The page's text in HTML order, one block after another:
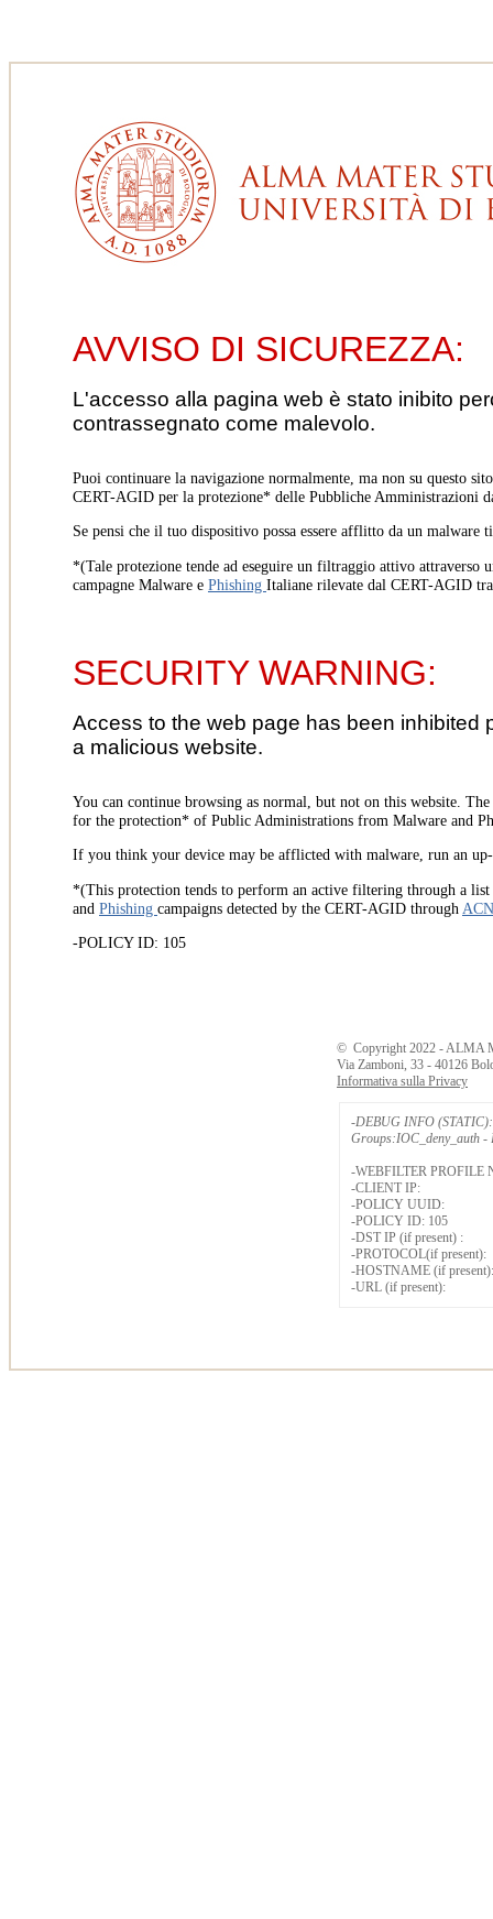
AVVISO DI SICUREZZA:
L'accesso alla pagina web è stato inibito
contrassegnato come malevolo.
Puoi continuare la navigazione normalmente, ma non su questo
CERT-AGID per la protezione* delle Pubbliche Amministrazioni
Se pensi che il tuo dispositivo possa essere afflitto da un
*(Tale protezione tende ad eseguire un filtraggio attivo
campagne Malware e Phishing Italiane rilevate dal CERT-AGID
SECURITY WARNING:
Access to the web page has been
a malicious website.
You can continue browsing as normal, but not on this website.
for the protection* of Public Administrations from Malware and
If you think your device may be afflicted with malware, run an
*(This protection tends to perform an active filtering through a
and Phishing campaigns detected by the CERT-AGID through
-POLICY ID: 105
© Copyright 2022 - ALMA
Via Zamboni, 33 - 40126
Informativa sulla Privacy
-DEBUG INFO (STATIC):
Groups:IOC_deny_auth -
-WEBFILTER PROFILE
-CLIENT IP:
-POLICY UUID:
-POLICY ID: 105
-DST IP (if present) :
-PROTOCOL(if present):
-HOSTNAME (if present):
-URL (if present):